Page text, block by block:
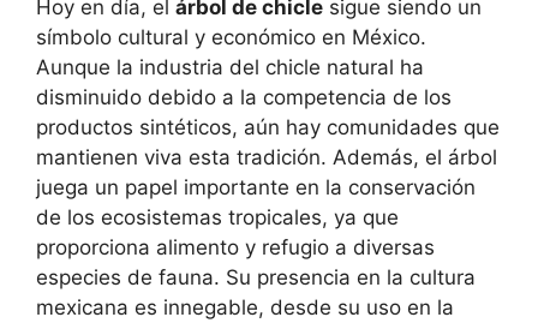
Hoy en día, el árbol de chicle sigue siendo un
símbolo cultural y económico en México.
Aunque la industria del chicle natural ha
disminuido debido a la competencia de los
productos sintéticos, aún hay comunidades que
mantienen viva esta tradición. Además, el árbol
juega un papel importante en la conservación
de los ecosistemas tropicales, ya que
proporciona alimento y refugio a diversas
especies de fauna. Su presencia en la cultura
mexicana es innegable, desde su uso en la